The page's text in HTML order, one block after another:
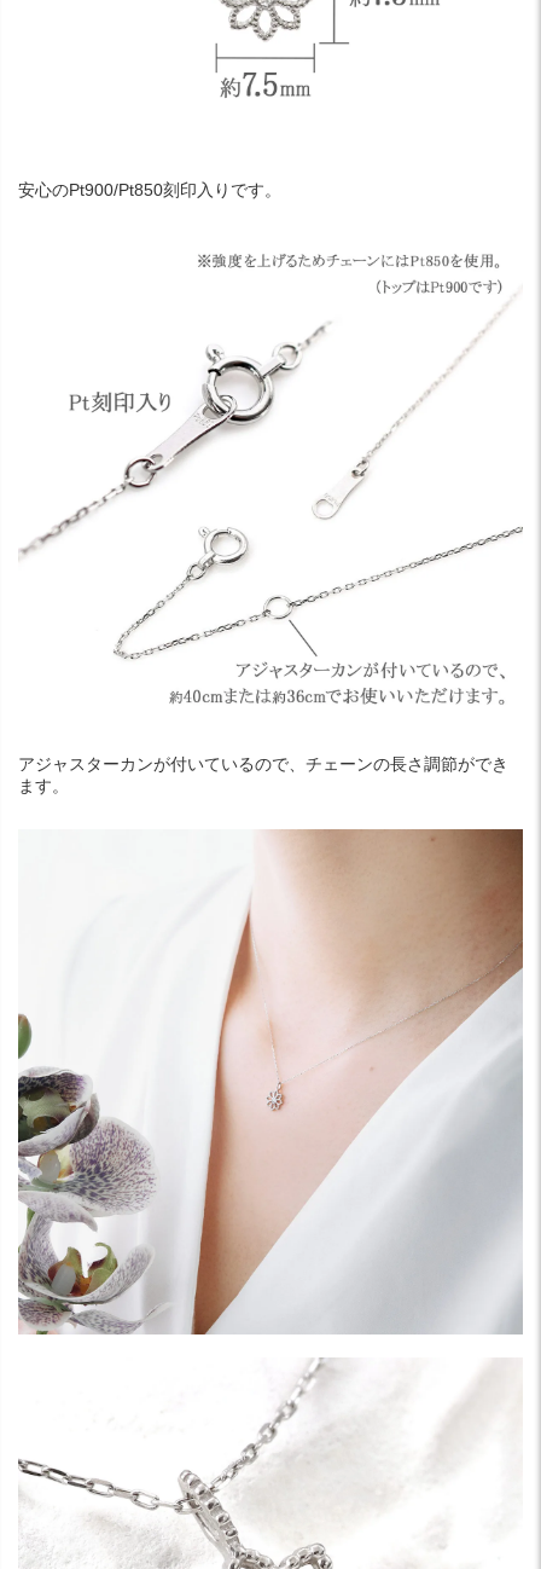
安心のPt900/Pt850刻印入りです。
アジャスターカンが付いているので、チェーンの長さ調節ができ
ます。